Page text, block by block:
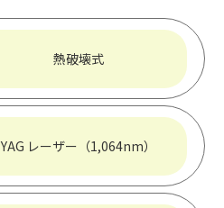
熱破壊式
YAG レーザー（1,064nm）